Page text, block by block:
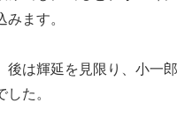
ます。
後は輝延を見限り、小一郎
た。